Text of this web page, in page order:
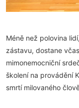
Méně než polovina
zástavu, dostane
mimonemocniční
školení na provádění
smrtí milovaného